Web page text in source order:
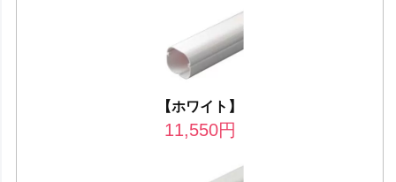
【ホワイト】
11,550円